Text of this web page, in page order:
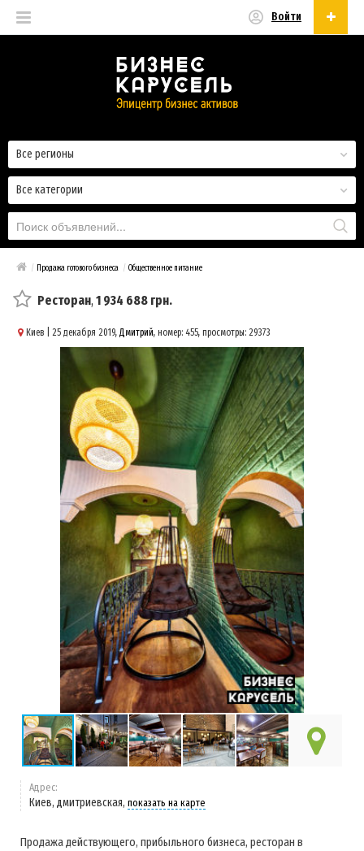
Войти
Все категории
Все регионы
/ Продажа готового бизнеса / Общественное питание
Ресторан, 1 934 688 грн.
Киев | 25 декабря 2019, Дмитрий, номер: 455, просмотры: 29373
Адрес:
Киев, дмитриевская, показать на карте
Продажа действующего, прибыльного бизнеса, ресторан в